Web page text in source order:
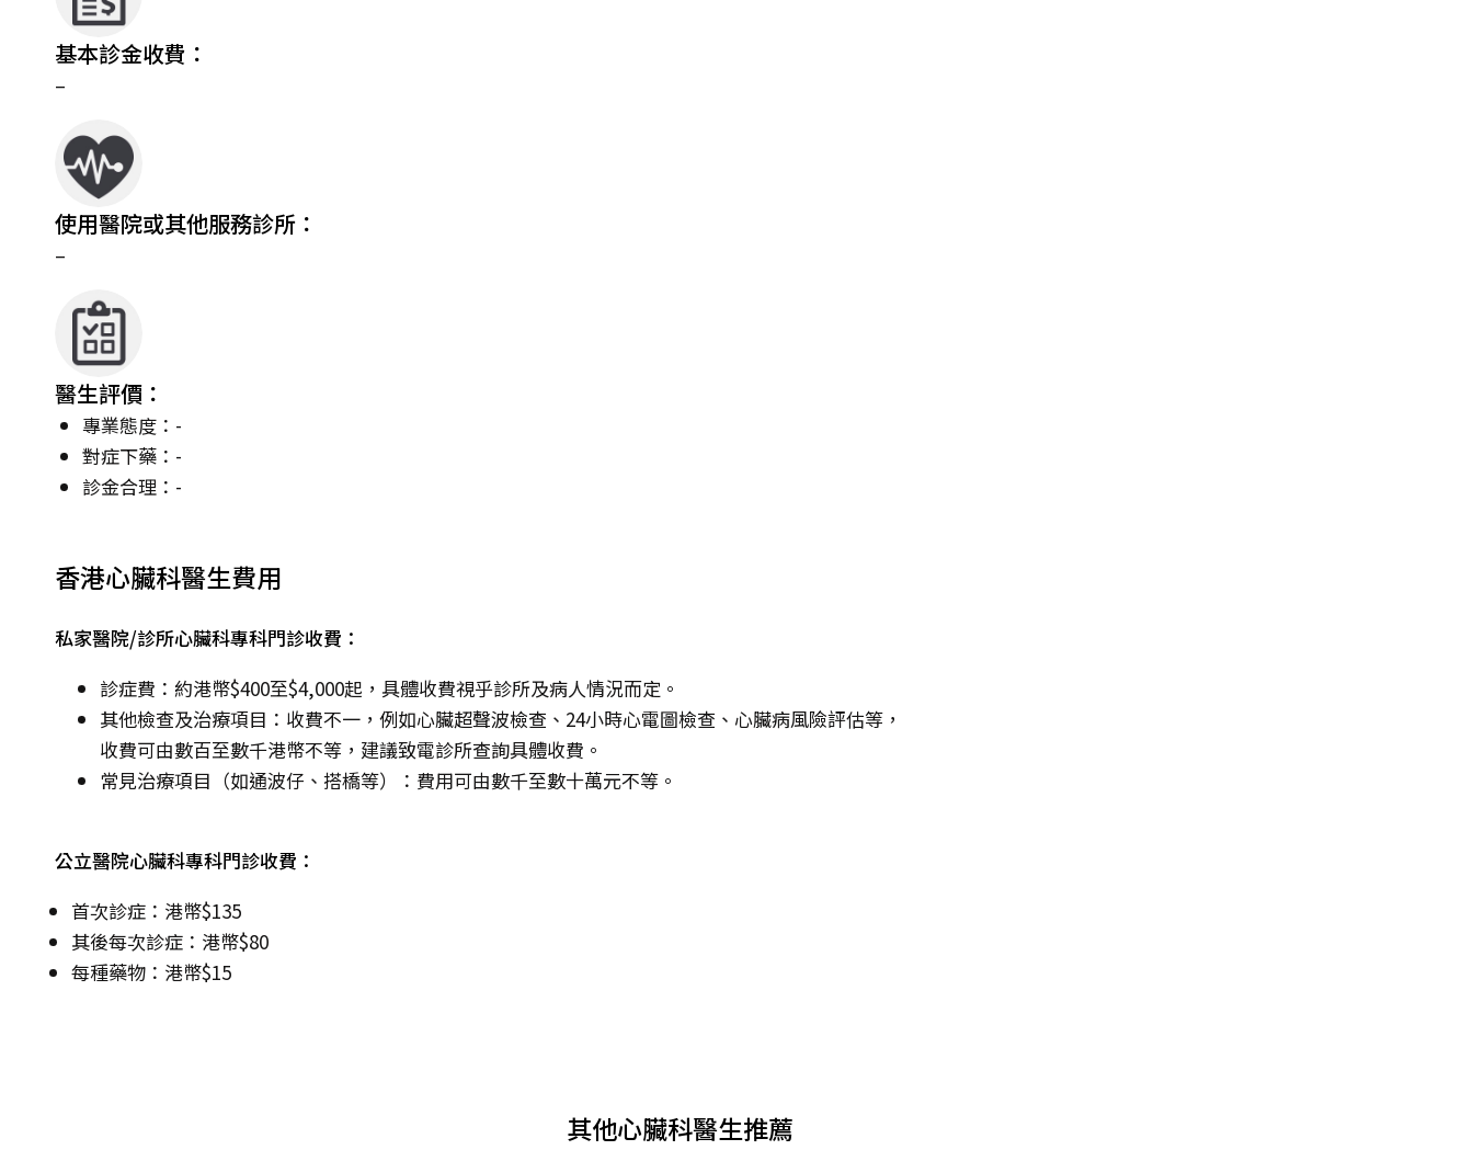
基本診金收費：
–
使用醫院或其他服務診所：
–
醫生評價：
專業態度：-
對症下藥：-
診金合理：-
香港心臟科醫生費用
私家醫院/診所心臟科專科門診收費：
診症費：約港幣$400至$4,000起，具體收費視乎診所及病人情況而定。
其他檢查及治療項目：收費不一，例如心臟超聲波檢查、24小時心電圖檢查、心臟病風險評估等，
收費可由數百至數千港幣不等，建議致電診所查詢具體收費。
常見治療項目（如通波仔、搭橋等）：費用可由數千至數十萬元不等。
公立醫院心臟科專科門診收費：
首次診症：港幣$135
其後每次診症：港幣$80
每種藥物：港幣$15
其他心臟科醫生推薦